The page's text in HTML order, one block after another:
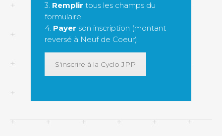
3. Remplir tous les champs du
formulaire.
4. Payer son inscription (montant
reversé à Neuf de Coeur).
S'inscrire à la Cyclo JPP